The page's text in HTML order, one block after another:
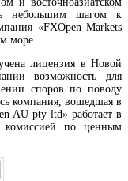
небольшим шагом к
«FXOpen Markets
море.
лицензия в Новой
возможность для
споров по поводу
компания, вошедшая в
AU pty ltd» работает в
комиссией по ценным